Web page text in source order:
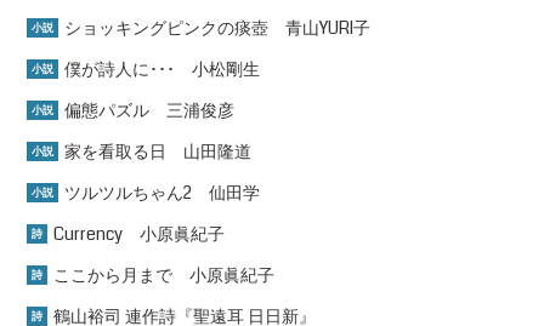
小説 ショッキングピンクの痰壺 青山YURI子
小説 僕が詩人に･･･ 小松剛生
小説 偏態パズル 三浦俊彦
小説 家を看取る日 山田隆道
小説 ツルツルちゃん2 仙田学
詩 Currency 小原眞紀子
詩 ここから月まで 小原眞紀子
詩 鶴山裕司 連作詩『聖遠耳 日日新』